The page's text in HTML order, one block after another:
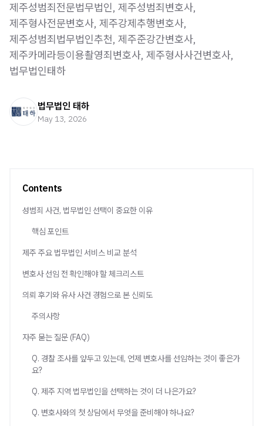
제주성범죄전문법무법인, 제주성범죄변호사,
제주형사전문변호사, 제주강제추행변호사,
제주성범죄법무법인추천, 제주준강간변호사,
제주카메라등이용촬영죄변호사, 제주형사사건변호사,
법무법인태하
법무법인 태하
May 13, 2026
Contents
성범죄 사건, 법무법인 선택이 중요한 이유
핵심 포인트
제주 주요 법무법인 서비스 비교 분석
변호사 선임 전 확인해야 할 체크리스트
의뢰 후기와 유사 사건 경험으로 본 신뢰도
주의사항
자주 묻는 질문 (FAQ)
Q. 경찰 조사를 앞두고 있는데, 언제 변호사를 선임하는 것이 좋은가
요?
Q. 제주 지역 법무법인을 선택하는 것이 더 나은가요?
Q. 변호사와의 첫 상담에서 무엇을 준비해야 하나요?